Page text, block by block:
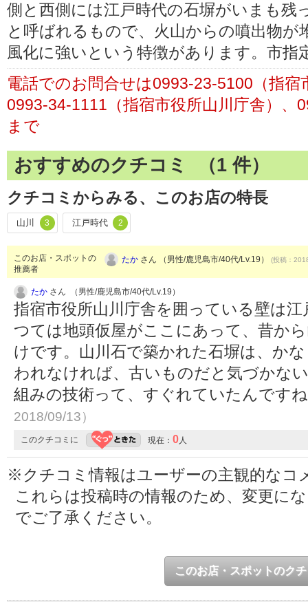
側と西側には江戸時代の石塀がいまも残
と呼ばれるもので、火山からの噴出物
風化に強いという特徴があります。市指
電話でのお問合せは0993-23-5100（指宿
0993-34-1111（指宿市役所山川庁舎）、
まで
おすすめのクチコミ （1 件）
クチコミからみる、このお店の特長
山川 3 江戸時代 2
このお店・スポットの
推薦者
たか さん （男性/鹿児島市/40代/Lv.19） (投稿：
たか さん （男性/鹿児島市/40代/Lv.19）
指宿市役所山川庁舎を囲っている壁は
つては地頭仮屋がここにあって、昔か
けです。山川石で築かれた石塀は、か
われなければ、古いものだと気づかな
組みの技術って、すぐれていたんです
2018/09/13）
このクチコミに 現在： 0 人
※クチコミ情報はユーザーの主観的なコ
これらは投稿時の情報のため、変更に
でご了承ください。
このお店・スポットのク